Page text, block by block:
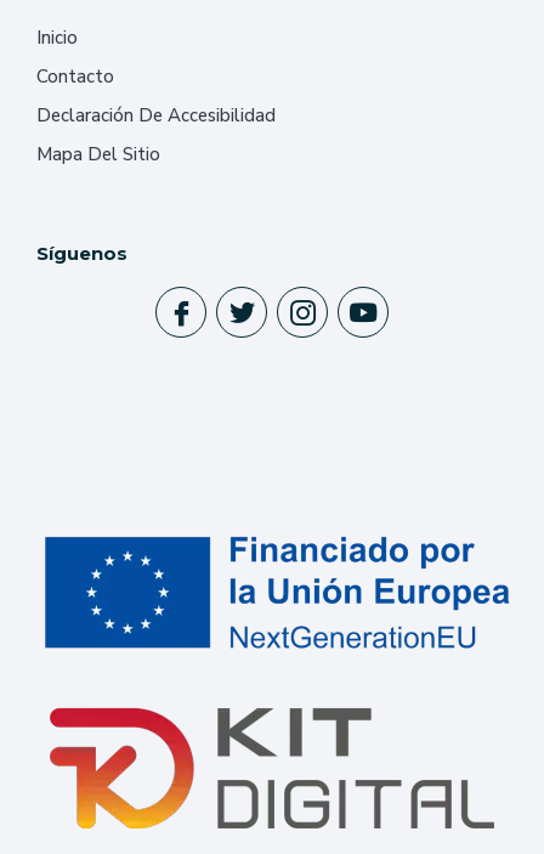
Inicio
Contacto
Declaración De Accesibilidad
Mapa Del Sitio
Síguenos